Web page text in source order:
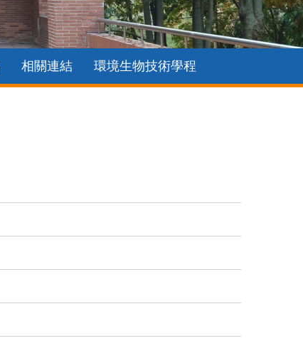
相關連結 環境生物技術學程